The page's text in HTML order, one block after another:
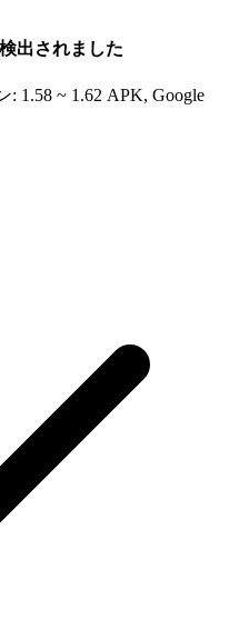
出されました
: 1.58 ~ 1.62 APK, Google